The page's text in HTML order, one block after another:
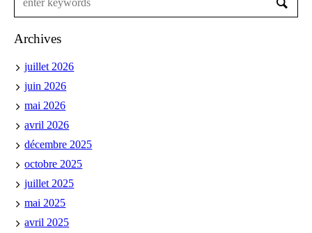
Archives
juillet 2026
juin 2026
mai 2026
avril 2026
décembre 2025
octobre 2025
juillet 2025
mai 2025
avril 2025